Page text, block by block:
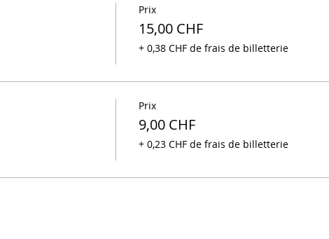
Prix
15,00 CHF
+ 0,38 CHF de frais de billetterie
Prix
9,00 CHF
+ 0,23 CHF de frais de billetterie